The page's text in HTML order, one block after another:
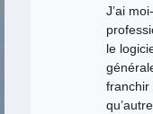
J’ai
le